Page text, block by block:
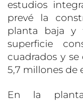
estudios
prevé la
planta baja y
superficie
cuadrados y
5,7 millones de
En la